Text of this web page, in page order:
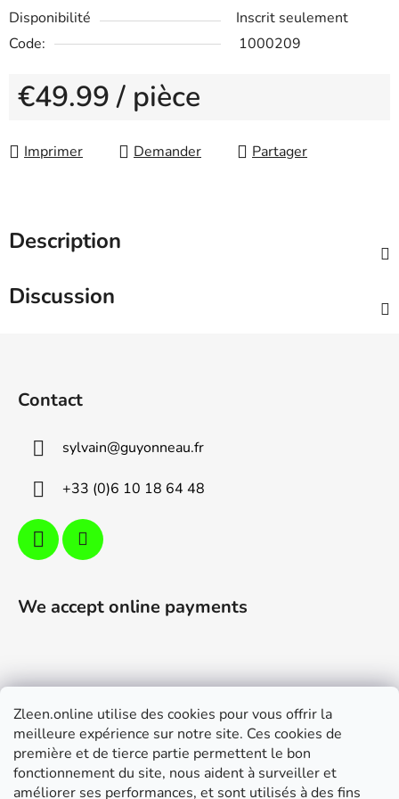
Zleen.online utilise des cookies pour vous offrir la
meilleure expérience sur notre site. Ces cookies de
première et de tierce partie permettent le bon
fonctionnement du site, nous aident à surveiller et
améliorer ses performances, et sont utilisés à des fins
Disponibilité
Inscrit seulement
Code:
1000209
€49.99/ pièce
Imprimer
Demander Partager
Description
Discussion
Contact
sylvain@guyonneau.fr
+33 (0)6 10 18 64 48
We accept online payments
Support
Modalités de livraison et paiement
Conditions générales de ventes